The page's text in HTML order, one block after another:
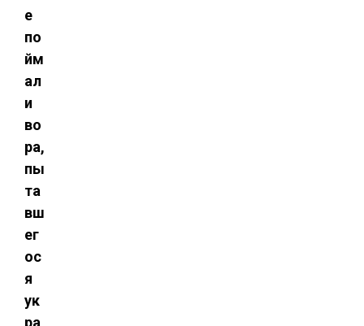
е
по
йм
ал
и
во
ра,
пы
та
вш
ег
ос
я
ук
ра